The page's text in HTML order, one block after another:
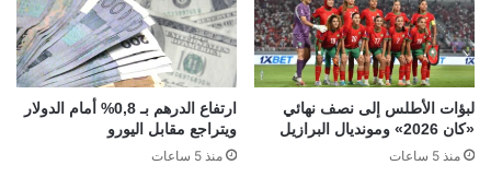
لبؤات الأطلس إلى نصف نهائي
«كان 2026» ومونديال البرازيل
منذ 5 ساعات
ارتفاع الدرهم بـ 0,8% أمام الدولار
ويتراجع مقابل اليورو
منذ 5 ساعات